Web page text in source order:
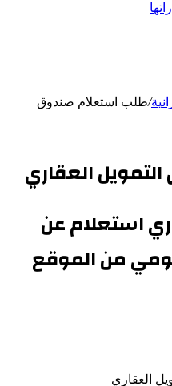
/طلب استعلام صندوق
العقاري
استعلام عن
من الموقع